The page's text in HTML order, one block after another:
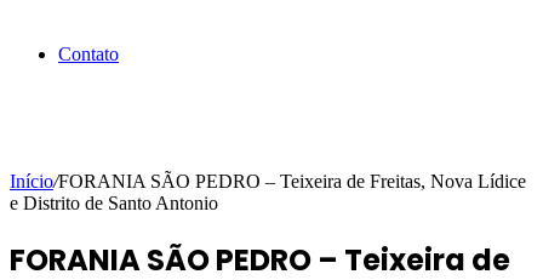
Contato
Início/FORANIA SÃO PEDRO – Teixeira de Freitas, Nova Lídice
e Distrito de Santo Antonio
FORANIA SÃO PEDRO – Teixeira de